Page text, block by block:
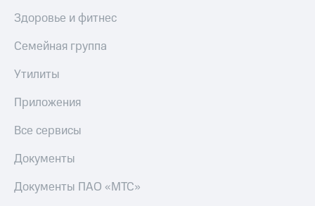
Здоровье и фитнес
Семейная группа
Утилиты
Приложения
Все сервисы
Документы
Документы ПАО «МТС»